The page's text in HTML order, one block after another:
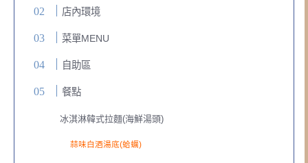
店內環境
菜單MENU
自助區
餐點
冰淇淋韓式拉麵(海鮮湯頭)
蒜味白酒湯底(蛤蠣)